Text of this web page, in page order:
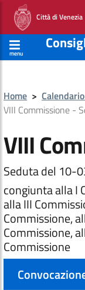
Città di Venezia
menu
Home >
VIII Commissione -
VIII
Seduta del 10-
congiunta alla I
alla III
Commissione,
Commissione,
Commissione